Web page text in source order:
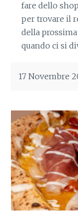
fare dello
per trovare il
della
quando ci si
17 Novembre